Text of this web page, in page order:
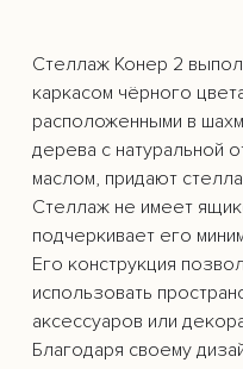
Заказать по вашим размерам
Срок изготовления: до 20
Артикул: STLU05
Сечение профиля: 20*20
Покраска металл: порошковая
Наполнение: ЛДСП
Направляющие: нет
Петли: нет
Наличие металлокаркаса: Есть
Стиль: Лофт
Подходит для улицы: нет